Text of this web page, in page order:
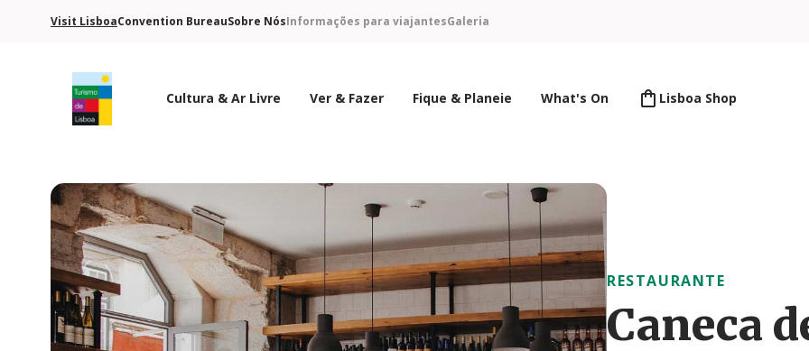
Visit LisboaConvention BureauSobre NósInformações para viajantesGaleria
Cultura & Ar Livre Ver & Fazer Fique & Planeie What's On Lisboa Shop
RESTAURANTE
Caneca